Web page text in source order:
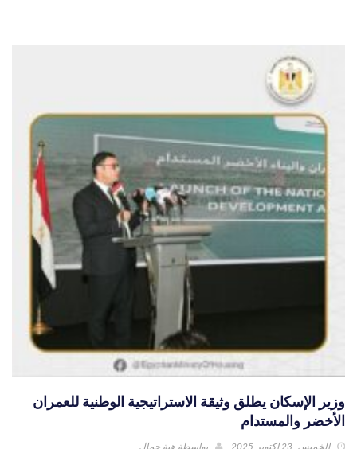
وزير الإسكان يطلق وثيقة الاستراتيجية الوطنية للعمران
الأخضر والمستدام
الخميس, 23 اكتوبر 2025 بواسطة هبة جمال